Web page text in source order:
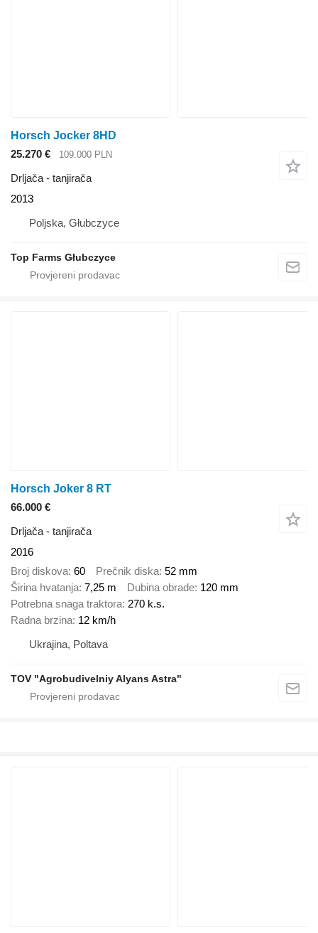
Horsch Jocker 8HD
25.270 €
109.000 PLN
Drljača - tanjirača
2013
Poljska, Głubczyce
Top Farms Głubczyce
Horsch Joker 8 RT
66.000 €
Drljača - tanjirača
2016
Broj diskova 60 Prečnik diska 52 mm
Širina hvatanja 7,25 m Dubina obrade 120 mm
Potrebna snaga traktora 270 k.s.
Radna brzina 12 km/h
Ukrajina, Poltava
TOV "Agrobudivelniy Alyans Astra"